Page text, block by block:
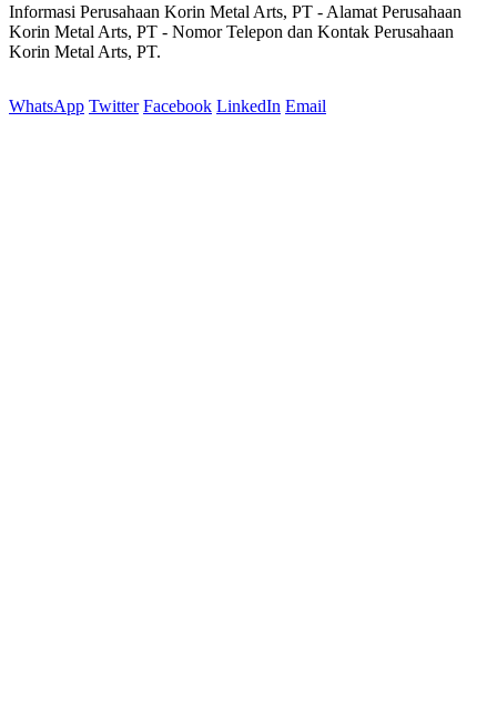
Informasi Perusahaan Korin Metal Arts, PT - Alamat Perusahaan
Korin Metal Arts, PT - Nomor Telepon dan Kontak Perusahaan
Korin Metal Arts, PT.
WhatsApp Twitter Facebook LinkedIn Email